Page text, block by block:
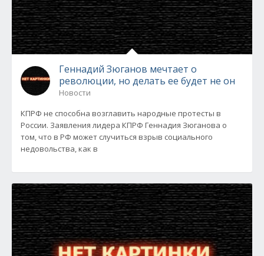
Геннадий Зюганов мечтает о
революции, но делать ее будет не он
Новости
КПРФ не способна возглавить народные протесты в
России. Заявления лидера КПРФ Геннадия Зюганова о
том, что в РФ может случиться взрыв социального
недовольства, как в